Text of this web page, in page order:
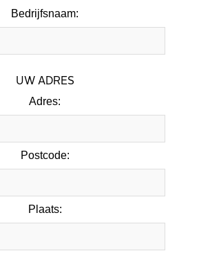
Bedrijfsnaam:
UW ADRES
Adres:
Postcode:
Plaats: